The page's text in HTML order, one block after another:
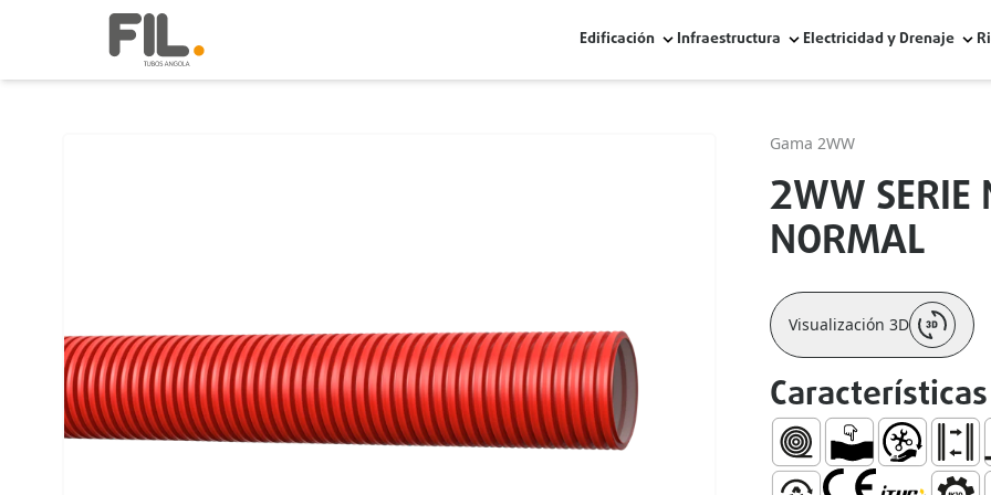
Edificación Infraestructura Electricidad y Drenaje
Gama 2WW
2WW SERIE
NORMAL
Visualización 3D
Características
Protección de Cables
DúctilFácil Manejo
Pared